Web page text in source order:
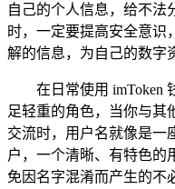
自己的个人信息，给不法
时，一定要提高安全意识
解的信息，为自己的数字
在日常使用 imToken
足轻重的角色，当你与其
交流时，用户名就像是一
户，一个清晰、有特色的
免因名字混淆而产生的不